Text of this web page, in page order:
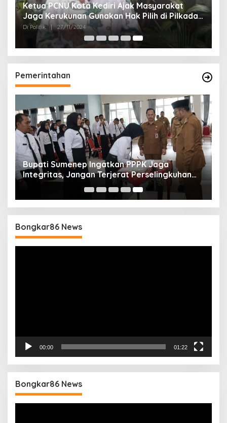
Ketua PCNU Kota Kediri Ajak Masyarakat
Jaga Kerukunan Gunakan Hak Pilih di Pilkada
2024
Di Politik | 27/11/2024
Pemerintahan
Bupati Sumenep Ingatkan PPPK Jaga
Integritas, Jangan Terjerat Perselingkuhan
dan Judi Online
Bongkar86 News
00:00 01:22
Bongkar86 News